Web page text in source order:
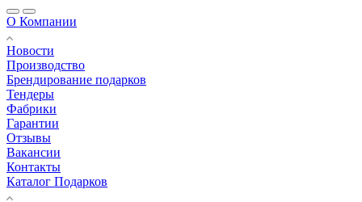
О Компании
Новости
Производство
Брендирование подарков
Тендеры
Фабрики
Гарантии
Отзывы
Вакансии
Контакты
Каталог Подарков